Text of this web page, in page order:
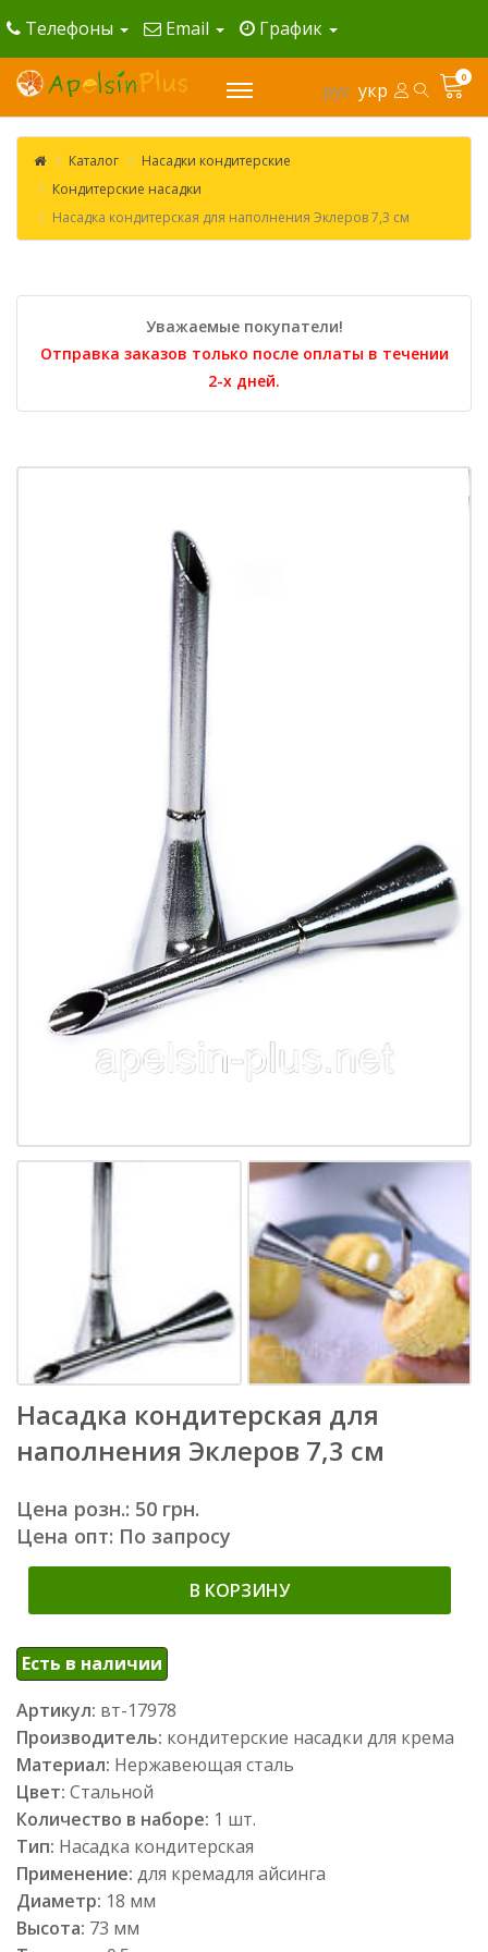
Телефоны Email График
рус укр
0
Каталог
Насадки кондитерские
Кондитерские насадки
Насадка кондитерская для наполнения Эклеров 7,3 см
Уважаемые покупатели!
Отправка заказов только после оплаты в течении
2-х дней.
Насадка кондитерская для
наполнения Эклеров 7,3 см
Цена розн.: 50 грн.
Цена опт: По запросу
В КОРЗИНУ
Есть в наличии
Артикул: вт-17978
Производитель: кондитерские насадки для крема
Материал: Нержавеющая сталь
Цвет: Стальной
Количество в наборе: 1 шт.
Тип: Насадка кондитерская
Применение: для кремадля айсинга
Диаметр: 18 мм
Высота: 73 мм